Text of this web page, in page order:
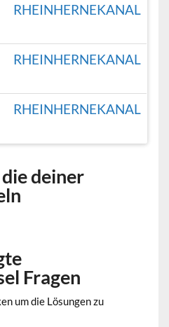
RHEINHERNEKANAL
RHEINHERNEKANAL
RHEINHERNEKANAL
deiner
Fragen
um die Lösungen zu